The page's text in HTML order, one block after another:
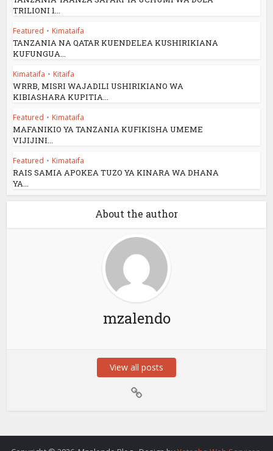
TRILIONI 1...
Featured • Kimataifa
TANZANIA NA QATAR KUENDELEA KUSHIRIKIANA
KUFUNGUA...
Kimataifa • Kitaifa
WRRB, MISRI WAJADILI USHIRIKIANO WA
KIBIASHARA KUPITIA...
Featured • Kimataifa
MAFANIKIO YA TANZANIA KUFIKISHA UMEME
VIJIJINI...
Featured • Kimataifa
RAIS SAMIA APOKEA TUZO YA KINARA WA DHANA
YA...
About the author
mzalendo
View all posts